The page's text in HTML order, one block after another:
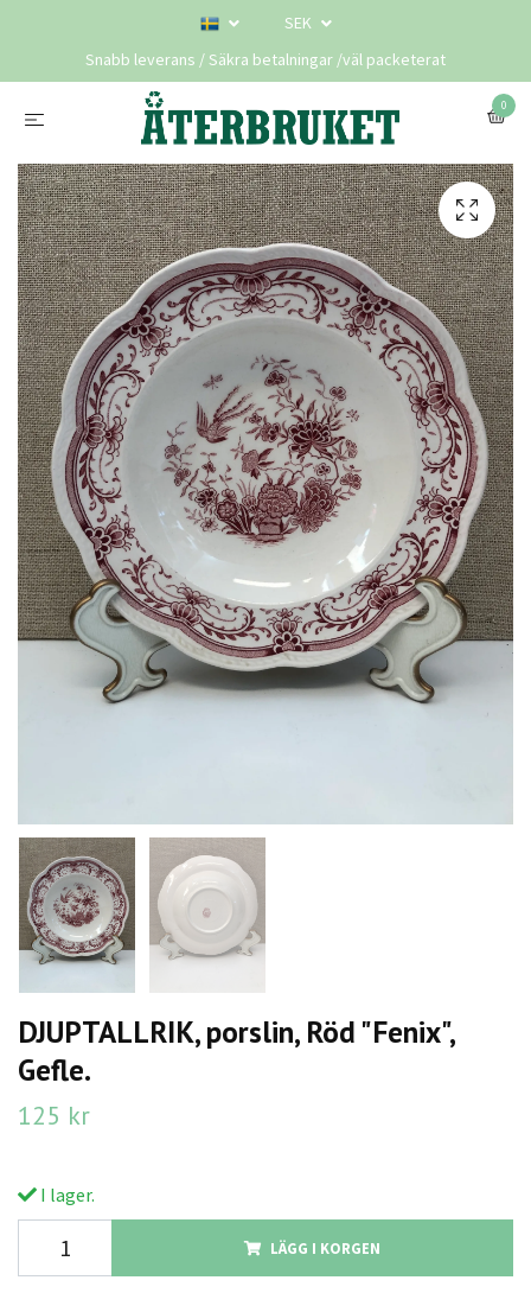
SEK
Snabb leverans / Säkra betalningar /väl packeterat
0
DJUPTALLRIK, porslin, Röd "Fenix",
Gefle.
125 kr
I lager.
LÄGG I KORGEN